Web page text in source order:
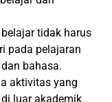
tidak harus
pada pelajaran
bahasa.
aktivitas yang
luar akademik.